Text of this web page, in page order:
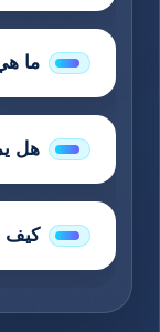
ما
هل
كيف